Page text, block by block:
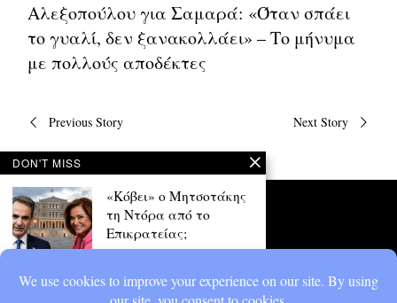
Αλεξοπούλου για Σαμαρά: «Όταν σπάει
το γυαλί, δεν ξανακολλάει» – Το μήνυμα
με πολλούς αποδέκτες
Πλοήγηση
Previous Story Next Story
DON'T MISS
«Κόβει» ο Μητσοτάκης
τη Ντόρα από το
Επικρατείας;
Έντονες συζητήσεις έχει
θέλει τον Κυριάκο Μητσοτάκη
να αφήνει